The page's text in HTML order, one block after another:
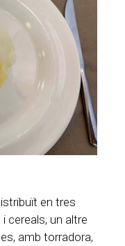
en tres
cereals, un altre
amb torradora,